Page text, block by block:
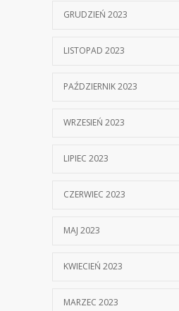
GRUDZIEŃ 2023
LISTOPAD 2023
PAŹDZIERNIK 2023
WRZESIEŃ 2023
LIPIEC 2023
CZERWIEC 2023
MAJ 2023
KWIECIEŃ 2023
MARZEC 2023